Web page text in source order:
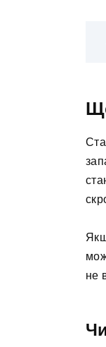
не